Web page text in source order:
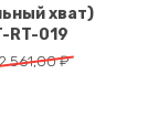
хват)
RT-019
2 561,00₽
цена
1 792,70 ₽.